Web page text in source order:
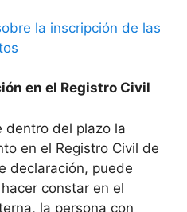
la inscripción de las
en el Registro Civil
dentro del plazo la
en el Registro Civil de
declaración, puede
constar en el
la persona con